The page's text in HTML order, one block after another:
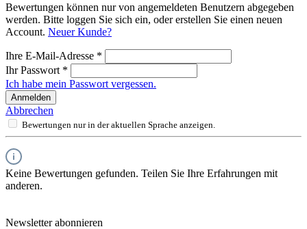
Bewertungen können nur von angemeldeten Benutzern abgegeben
werden. Bitte loggen Sie sich ein, oder erstellen Sie einen neuen
Account. Neuer Kunde?
Ihre E-Mail-Adresse *
Ihr Passwort *
Ich habe mein Passwort vergessen.
Anmelden
Abbrechen
Bewertungen nur in der aktuellen Sprache anzeigen.
Keine Bewertungen gefunden. Teilen Sie Ihre Erfahrungen mit
anderen.
Newsletter abonnieren